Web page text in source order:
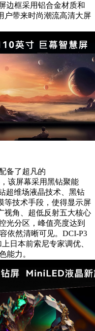
边框采用铝合金材质和
户带来时尚潮流高清大屏
备了超凡的
该屏幕采用黑钻聚能
超维场液晶技术、黑钻
等技术手段，使得显示屏
视角、超低反射五大核心
光分区，峰值亮度达到
依然清晰可见。DCI-P3
日本前索尼专家调优、
能力。